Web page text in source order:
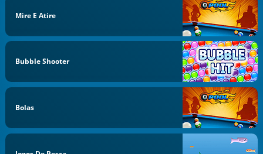
Mire E Atire
Bubble Shooter
Bolas